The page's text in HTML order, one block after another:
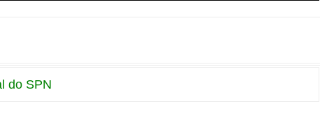
do SPN